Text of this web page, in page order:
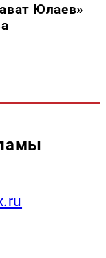
Юлаев»